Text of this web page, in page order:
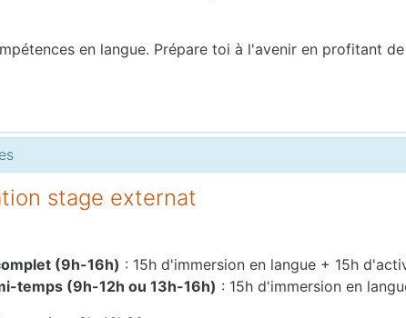
en langue. Prépare toi à l'avenir en profitant
stage externat
(9h-16h) : 15h d'immersion en langue + 15h
temps (9h-12h ou 13h-16h) : 15h d'immersion en